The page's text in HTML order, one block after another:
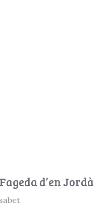
d’en Jordà